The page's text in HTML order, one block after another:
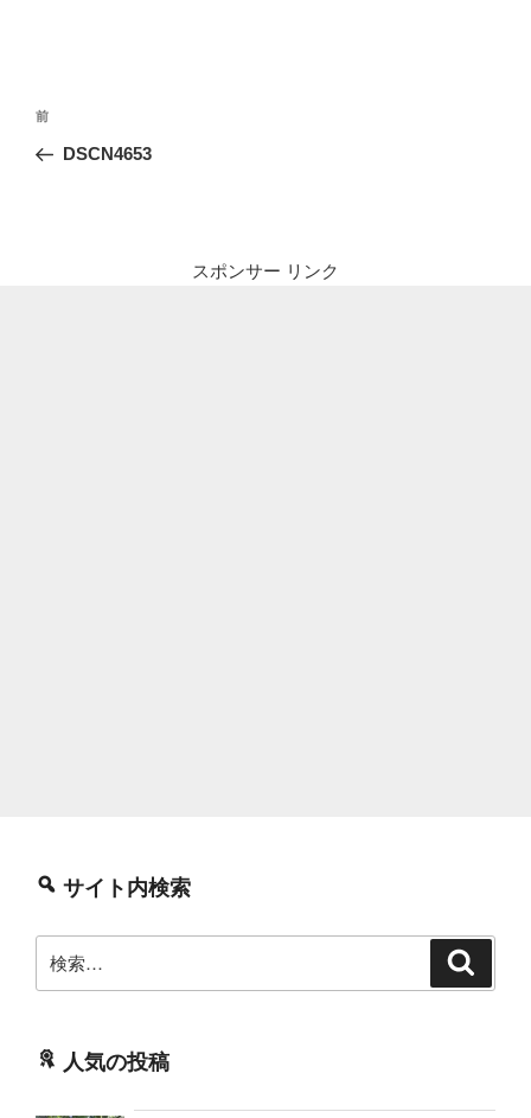
投
ナ
前
の
前
DSCN4653
スポンサー リンク
サイト内検索
索:
人気の投稿